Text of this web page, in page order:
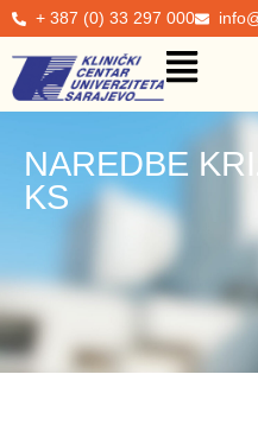
+ 387 (0) 33 297 000
NAREDBE
KS